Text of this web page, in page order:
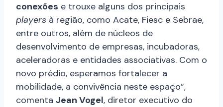
conexões e trouxe alguns dos principais
players à região, como Acate, Fiesc e Sebrae,
entre outros, além de núcleos de
desenvolvimento de empresas, incubadoras,
aceleradoras e entidades associativas. Com o
novo prédio, esperamos fortalecer a
mobilidade, a convivência neste espaço”,
comenta Jean Vogel, diretor executivo do